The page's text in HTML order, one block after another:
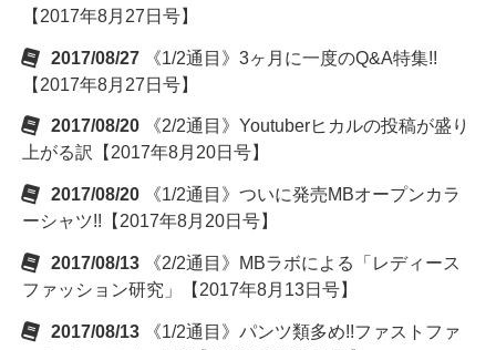
【2017年8月27日号】
2017/08/27
《1/2通目》3ヶ月に一度のQ&A特集!!
【2017年8月27日号】
2017/08/20
《2/2通目》Youtuberヒカルの投稿が盛り
上がる訳【2017年8月20日号】
2017/08/20
《1/2通目》ついに発売MBオープンカラ
ーシャツ!!【2017年8月20日号】
2017/08/13
《2/2通目》MBラボによる「レディース
ファッション研究」【2017年8月13日号】
2017/08/13
《1/2通目》パンツ類多め!!ファストファ